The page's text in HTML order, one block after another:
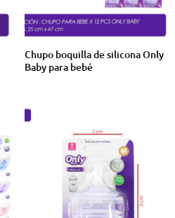
Chupo boquilla de silicona Only
Baby para bebé